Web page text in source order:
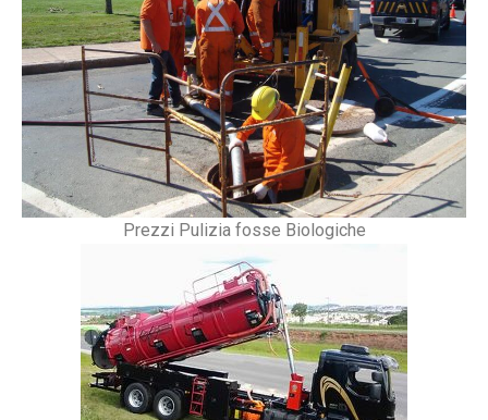
Prezzi Pulizia fosse Biologiche